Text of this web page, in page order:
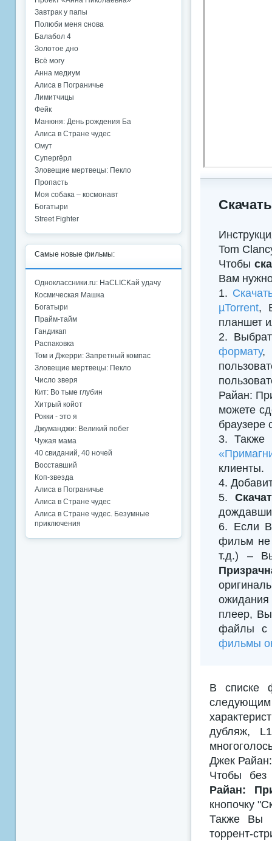
Tom
Чтобы
Вам
1.
µTorrent,
планшет
2.
формату,
Райан:
можете
браузере
3. Также
клиенты.
4.
5.
6. Если
фильм не
т.д.) –
плеер,
файлы с
фильмы
В списке
дубляж,
Джек
Чтобы без
Райан:
кнопочку
Также Вы
торрент-
Завтрак у папы
Полюби меня снова
Балабол 4
Золотое дно
Всё могу
Анна медиум
Алиса в Пограничье
Лимитчицы
Фейк
Манюня: День рождения Ба
Алиса в Стране чудес
Омут
Супергёрл
Зловещие мертвецы: Пекло
Пропасть
Моя собака – космонавт
Богатыри
Street Fighter
Самые новые фильмы:
Одноклассники.ru: НаCLICKай удачу
Космическая Машка
Богатыри
Прайм-тайм
Гандикап
Распаковка
Том и Джерри: Запретный компас
Зловещие мертвецы: Пекло
Число зверя
Кит: Во тьме глубин
Хитрый койот
Рокки - это я
Джуманджи: Великий побег
Чужая мама
40 свиданий, 40 ночей
Восставший
Коп-звезда
Алиса в Пограничье
Алиса в Стране чудес
Алиса в Стране чудес. Безумные
приключения